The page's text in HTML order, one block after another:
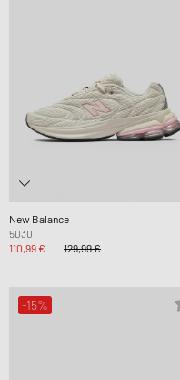
New Balance
5030
110,99 €
129,99 €
-15%